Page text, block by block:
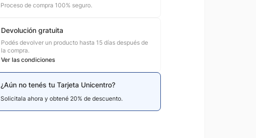
Proceso de compra 100% seguro.
Devolución gratuita
Podés devolver un producto hasta 15 días después de
la compra.
Ver las condiciones
¿Aún no tenés tu Tarjeta Unicentro?
Solicitala ahora y obtené 20% de descuento.